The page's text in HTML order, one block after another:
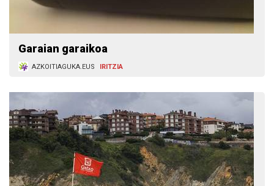
Garaian garaikoa
AZKOITIAGUKA.EUS IRITZIA